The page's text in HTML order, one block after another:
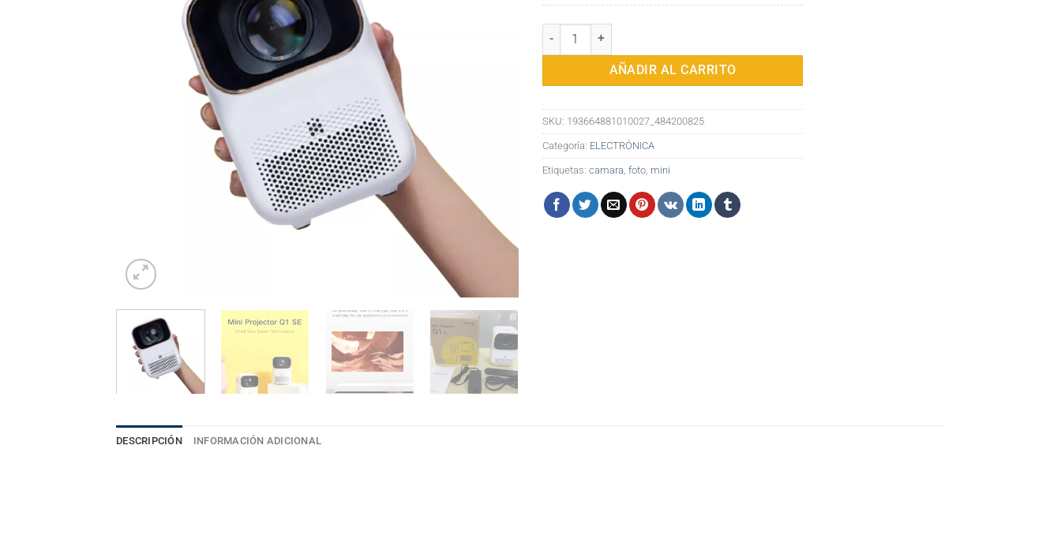
Proyector Portátil Mini LED Wupro x Formovie Xming Q1 SE con 150 Lúmenes ANSI, Teatro en Casa
AÑADIR AL CARRITO
SKU: 193664881010027_484200825
Categoría: ELECTRÓNICA
Etiquetas: camara foto mini
DESCRIPCIÓN INFORMACIÓN ADICIONAL